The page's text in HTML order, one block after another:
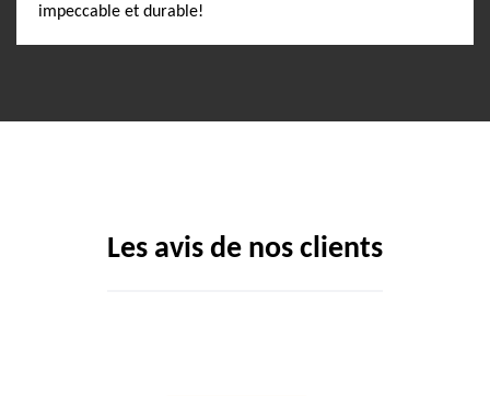
impeccable et durable!
Les avis de nos clients